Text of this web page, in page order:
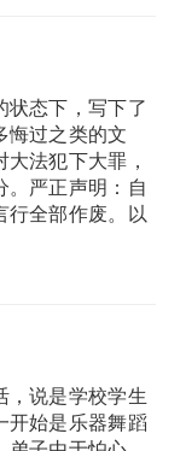
状态下，写下了
悔过之类的文
法犯下大罪，
。严正声明：自
行全部作废。以
，说是学校学生
开始是乐器舞蹈